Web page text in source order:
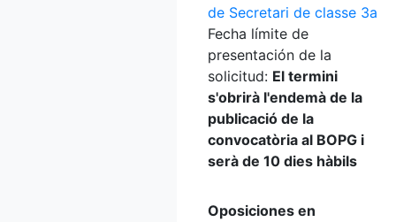
de Secretari de classe 3a
Fecha límite de
presentación de la
solicitud: El termini
s'obrirà l'endemà de la
publicació de la
convocatòria al BOPG i
serà de 10 dies hàbils
Oposiciones en